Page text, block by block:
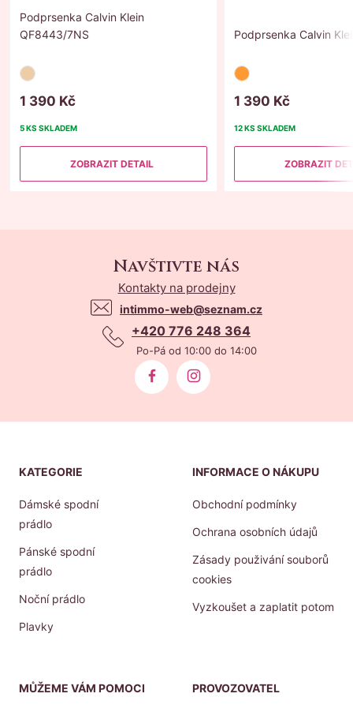
Podprsenka Calvin Klein
QF8443/7NS
1 390 Kč
5 KS SKLADEM
ZOBRAZIT DETAIL
Podprsenka Calvin
1 390 Kč
12 KS SKLADEM
ZOBRAZIT
Navštivte nás
Kontakty na prodejny
intimmo-web@seznam.cz
+420 776 248 364
Po-Pá od 10:00 do 14:00
KATEGORIE
Dámské spodní
prádlo
Pánské spodní
prádlo
Noční prádlo
Plavky
INFORMACE O NÁKUPU
Obchodní podmínky
Ochrana osobních údajů
Zásady použivání souborů
cookies
Vyzkoušet a zaplatit potom
MŮŽEME VÁM POMOCI PROVOZOVATEL